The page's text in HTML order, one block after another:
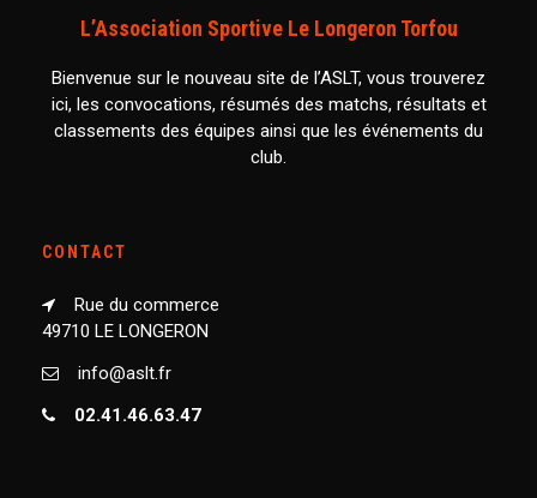
L’Association Sportive Le Longeron Torfou
Bienvenue sur le nouveau site de l’ASLT, vous trouverez
ici, les convocations, résumés des matchs, résultats et
classements des équipes ainsi que les événements du
club.
CONTACT
Rue du commerce
49710 LE LONGERON
info@aslt.fr
02.41.46.63.47